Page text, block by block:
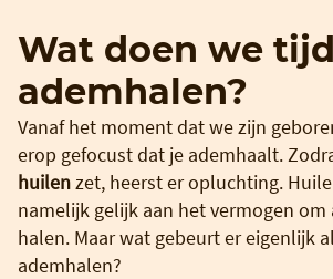
Wat doen we
ademhalen?
Vanaf het moment dat we zijn
erop gefocust dat je ademhaalt.
huilenzet, heerst er opluchting.
namelijk gelijk aan het vermogen
halen. Maar wat gebeurt er eigenlijk
ademhalen?